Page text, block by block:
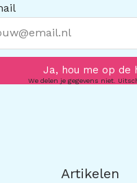
Ja, hou me op de
We delen je gegevens niet.
Artikelen